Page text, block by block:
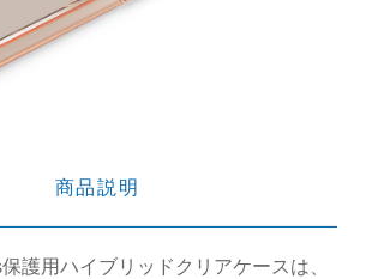
商品説明
護用ハイブリッドクリアケースは、